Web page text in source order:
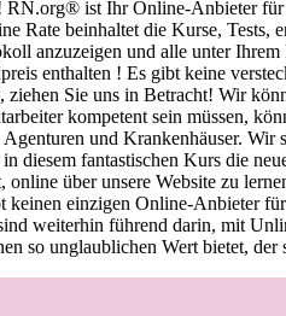
RN.org® ist Ihr Online-Anbieter
Rate beinhaltet die Kurse,
anzuzeigen und alle unter
enthalten ! Es gibt keine
Sie uns in Betracht! Wir
kompetent sein müssen,
und Krankenhäuser.
diesem fantastischen Kurs die
online über unsere Website zu
keinen einzigen Online-Anbieter
weiterhin führend darin, mit
so unglaublichen Wert bietet,